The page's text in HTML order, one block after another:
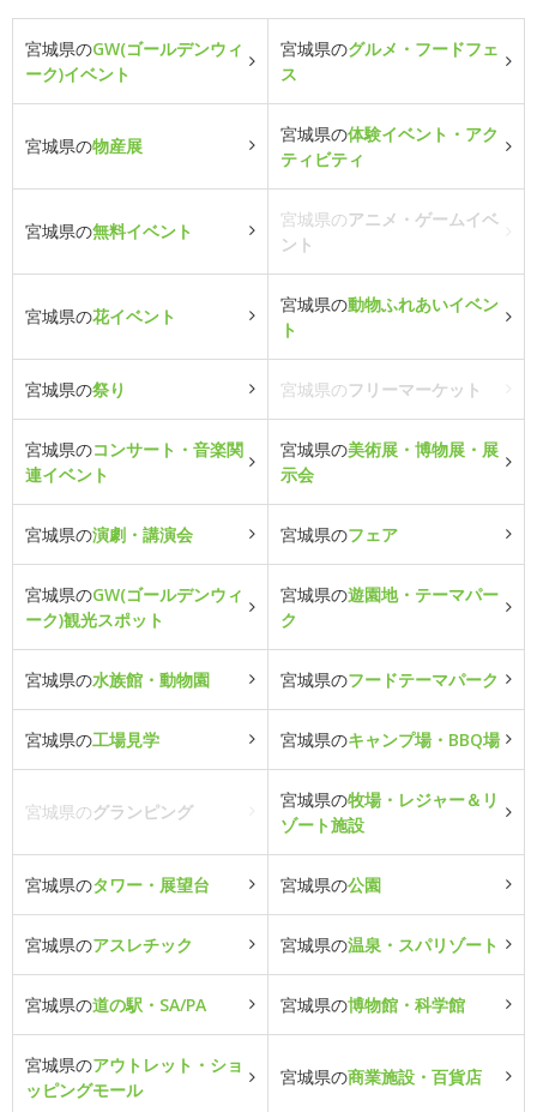
宮城県のGW(ゴールデンウィ
ーク)イベント
宮城県のグルメ・フードフェ
ス
宮城県の物産展
宮城県の体験イベント・アク
ティビティ
宮城県の無料イベント
宮城県のアニメ・ゲームイベ
ント
宮城県の花イベント
宮城県の動物ふれあいイベン
ト
宮城県の祭り 宮城県のフリーマーケット
宮城県のコンサート・音楽関
連イベント
宮城県の美術展・博物展・展
示会
宮城県の演劇・講演会 宮城県のフェア
宮城県のGW(ゴールデンウィ
ーク)観光スポット
宮城県の遊園地・テーマパー
ク
宮城県の水族館・動物園 宮城県のフードテーマパーク
宮城県の工場見学 宮城県のキャンプ場・BBQ場
宮城県のグランピング
宮城県の牧場・レジャー＆リ
ゾート施設
宮城県のタワー・展望台 宮城県の公園
宮城県のアスレチック 宮城県の温泉・スパリゾート
宮城県の道の駅・SA/PA 宮城県の博物館・科学館
宮城県のアウトレット・ショ
ッピングモール
宮城県の商業施設・百貨店